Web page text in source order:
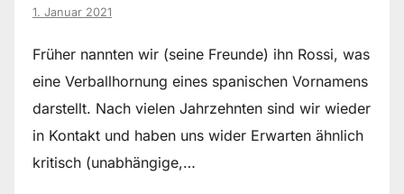
1. Januar 2021
Früher nannten wir (seine Freunde) ihn Rossi, was
eine Verballhornung eines spanischen Vornamens
darstellt. Nach vielen Jahrzehnten sind wir wieder
in Kontakt und haben uns wider Erwarten ähnlich
kritisch (unabhängige,…